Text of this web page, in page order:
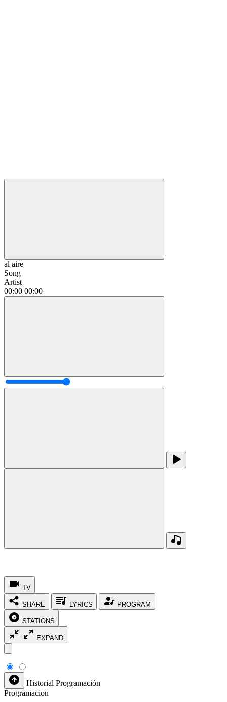
al aire
Song
Artist
00:00 00:00
TV
SHARE LYRICS PROGRAM
STATIONS
EXPAND
Historial Programación
Programacion